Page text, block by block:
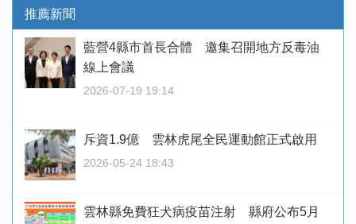
推薦新聞
藍營4縣市首長合體 邀集召開地方反毒油
線上會議
2026-07-19 19:14
斥資1.9億 雲林虎尾全民運動館正式啟用
2026-05-24 18:43
雲林縣免費狂犬病疫苗注射 縣府公布5月